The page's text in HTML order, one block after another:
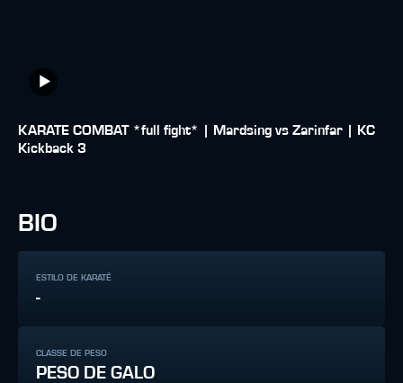
KARATE COMBAT *full fight* | Mardsing vs Zarinfar | KC
Kickback 3
BIO
ESTILO DE KARATÊ
-
CLASSE DE PESO
PESO DE GALO